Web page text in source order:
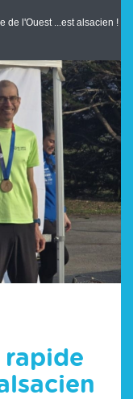
de l'Ouest ...est alsacien !
rapide